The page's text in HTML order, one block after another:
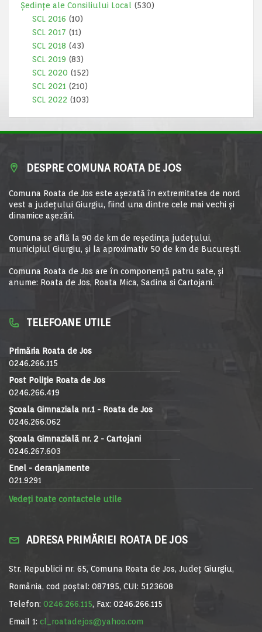
Ședințe ale Consiliului Local
(530)
SCL 2016 (10)
SCL 2017 (11)
SCL 2018 (43)
SCL 2019 (83)
SCL 2020 (152)
SCL 2021 (210)
SCL 2022 (103)
DESPRE COMUNA ROATA DE JOS
Comuna Roata de Jos este aşezată în extremitatea de nord
vest a judeţului Giurgiu, fiind una dintre cele mai vechi şi
dinamice aşezări.
Comuna se află la 90 de km de reşedinţa judeţului,
municipiul Giurgiu, şi la aproximativ 50 de km de Bucureşti.
Comuna Roata de Jos are în componență patru sate, și
anume: Roata de Jos, Roata Mica, Sadina si Cartojani.
TELEFOANE UTILE
Primăria Roata de Jos
0246.266.115
Post Poliție Roata de Jos
0246.266.419
Școala Gimnaziala nr.1 - Roata de Jos
0246.266.062
Școala Gimnazială nr. 2 - Cartojani
0246.267.603
Enel - deranjamente
021.9291
Vedeți toate contactele utile
ADRESA PRIMĂRIEI ROATA DE JOS
Str. Republicii nr. 65, Comuna Roata de Jos, Județ Giurgiu,
România, cod poștal: 087195, CUI: 5123608
Telefon: 0246.266.115, Fax: 0246.266.115
Email 1: cl_roatadejos@yahoo.com